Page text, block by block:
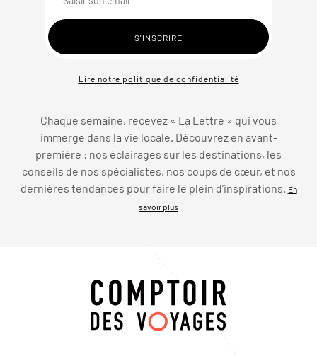
Lire notre politique de confidentialité
Chaque semaine, recevez « La Lettre » qui vous
immerge dans la vie locale. Découvrez en avant-
première : nos éclairages sur les destinations, les
conseils de nos spécialistes, nos coups de cœur, et nos
dernières tendances pour faire le plein d’inspirations. En
savoir plus